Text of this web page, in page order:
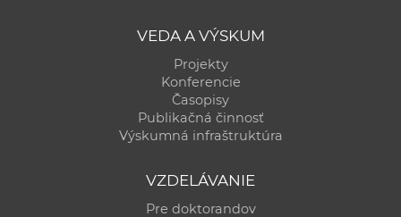
VEDA A VÝSKUM
Projekty
Konferencie
Časopisy
Publikačná činnosť
Výskumná infraštruktúra
VZDELÁVANIE
Pre doktorandov